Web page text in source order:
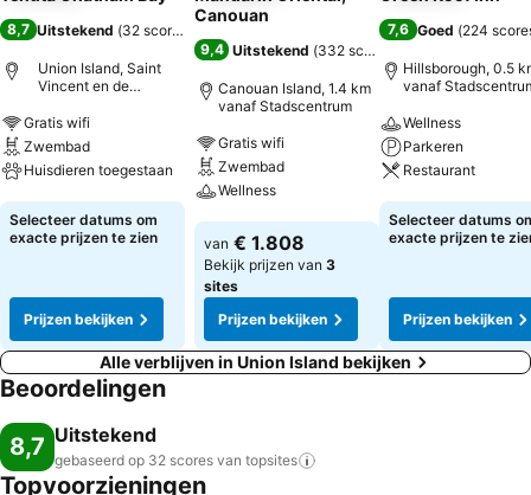
8,7 Uitstekend (32 scores
Union Island, Saint
Vincent en de
Gratis wifi
Zwembad
Huisdieren toegestaan
Prijzen bekijken
Selecteer datums om
exacte prijzen te zien
Prijzen bekijken
Canouan
9,4 Uitstekend (332 scores
Canouan Island, 1.4 km
vanaf Stadscentrum
Gratis wifi
Zwembad
Wellness
Prijzen bekijken
van € 1.808
Bekijk prijzen van 3
sites
Prijzen bekijken
7,6 Goed (224
Hillsborough, 0.5
vanaf
Wellness
Parkeren
Restaurant
Prijzen bekijken
Selecteer datums
exacte prijzen te
Prijzen bekijken
Alle verblijven in Union Island bekijken
Beoordelingen
8,7 Uitstekend
gebaseerd op 32 scores van topsites
Topvoorzieningen